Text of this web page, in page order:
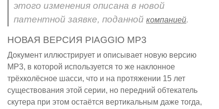
этого изменения описана в новой
патентной заявке, поданной компанией.
НОВАЯ ВЕРСИЯ PIAGGIO MP3
Документ иллюстрирует и описывает новую версию
MP3, в которой используется то же наклонное
трёхколёсное шасси, что и на протяжении 15 лет
существования этой серии, но передний обтекатель
скутера при этом остаётся вертикальным даже тогда,